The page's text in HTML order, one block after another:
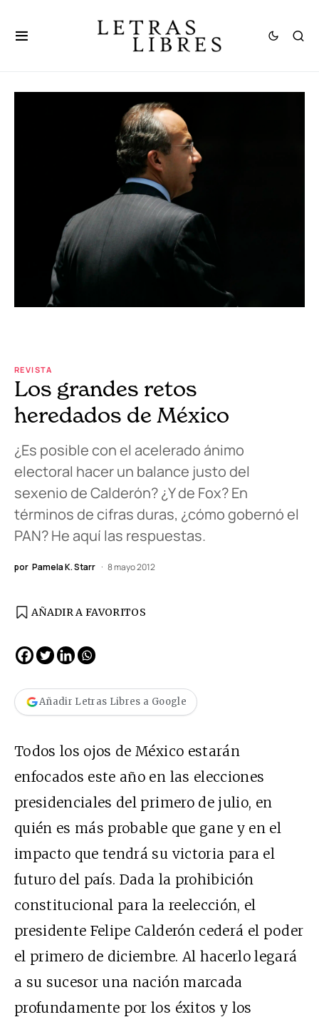
REVISTA
Los grandes retos
heredados de México
¿Es posible con el acelerado ánimo
electoral hacer un balance justo del
sexenio de Calderón? ¿Y de Fox? En
términos de cifras duras, ¿cómo gobernó el
PAN? He aquí las respuestas.
por Pamela K. Starr 8 mayo 2012
AÑADIR A FAVORITOS
Añadir Letras Libres a Google
Todos los ojos de México estarán
enfocados este año en las elecciones
presidenciales del primero de julio, en
quién es más probable que gane y en el
impacto que tendrá su victoria para el
futuro del país. Dada la prohibición
constitucional para la reelección, el
presidente Felipe Calderón cederá el poder
el primero de diciembre. Al hacerlo legará
a su sucesor una nación marcada
profundamente por los éxitos y los